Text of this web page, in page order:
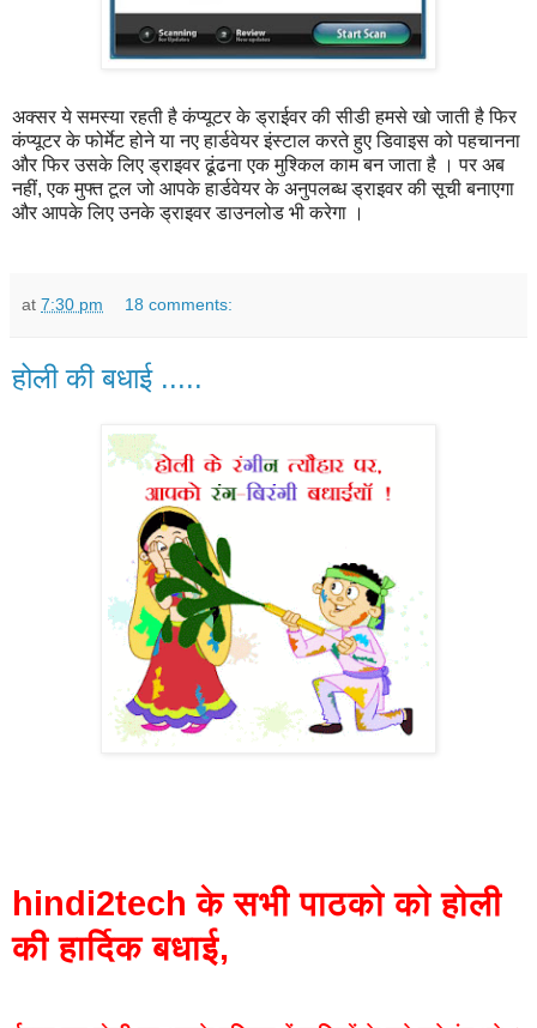
अक्सर ये समस्या रहती है कंप्यूटर के ड्राईवर की सीडी हमसे खो जाती है फिर
कंप्यूटर के फोर्मेट होने या नए हार्डवेयर इंस्टाल करते हुए डिवाइस को पहचानना
और फिर उसके लिए ड्राइवर ढूंढना एक मुश्किल काम बन जाता है । पर अब
नहीं, एक मुफ्त टूल जो आपके हार्डवेयर के अनुपलब्ध ड्राइवर की सूची बनाएगा
और आपके लिए उनके ड्राइवर डाउनलोड भी करेगा ।
at 7:30 pm 18 comments:
होली की बधाई .....
hindi2tech के सभी पाठको को होली
की हार्दिक बधाई,